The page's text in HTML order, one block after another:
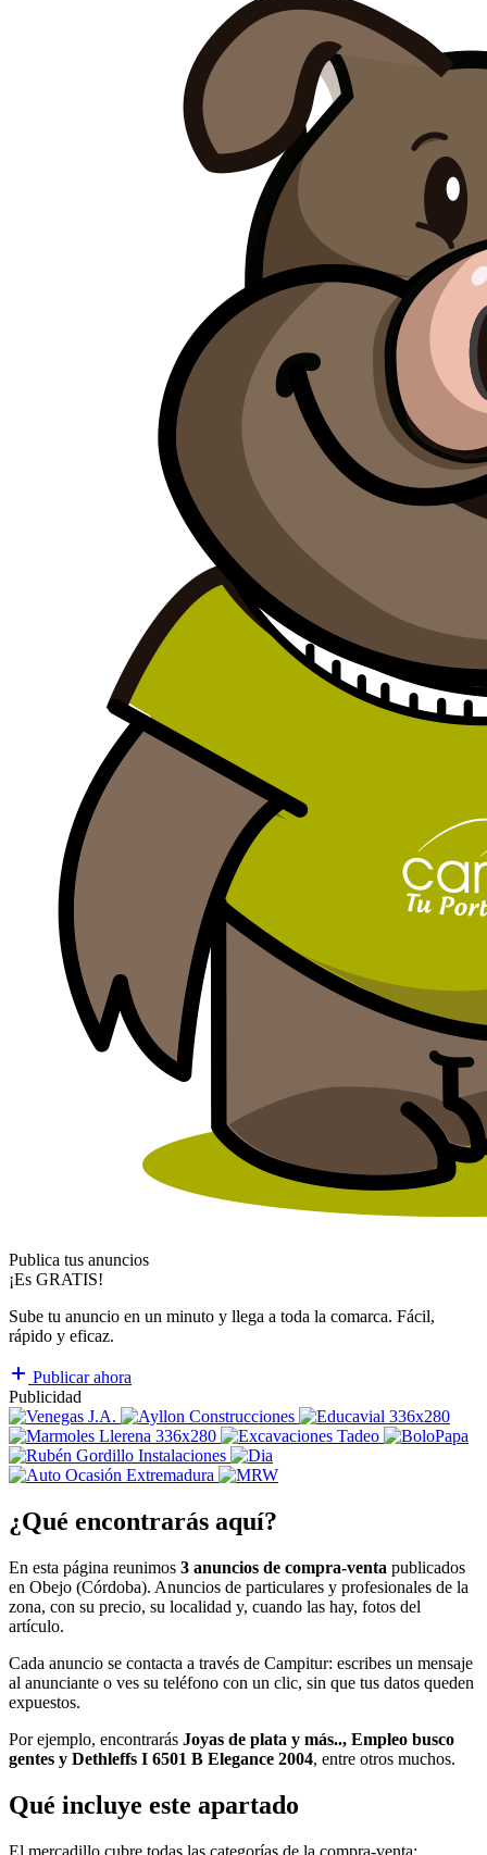
Publica tus anuncios
¡Es GRATIS!
Sube tu anuncio en un minuto y llega a toda la comarca. Fácil,
rápido y eficaz.
Publicar ahora
Publicidad
¿Qué encontrarás aquí?
En esta página reunimos 3 anuncios de compra-venta publicados
en Obejo (Córdoba). Anuncios de particulares y profesionales de la
zona, con su precio, su localidad y, cuando las hay, fotos del
artículo.
Cada anuncio se contacta a través de Campitur: escribes un mensaje
al anunciante o ves su teléfono con un clic, sin que tus datos queden
expuestos.
Por ejemplo, encontrarás Joyas de plata y más.., Empleo busco
gentes y Dethleffs I 6501 B Elegance 2004, entre otros muchos.
Qué incluye este apartado
El mercadillo cubre todas las categorías de la compra-venta: